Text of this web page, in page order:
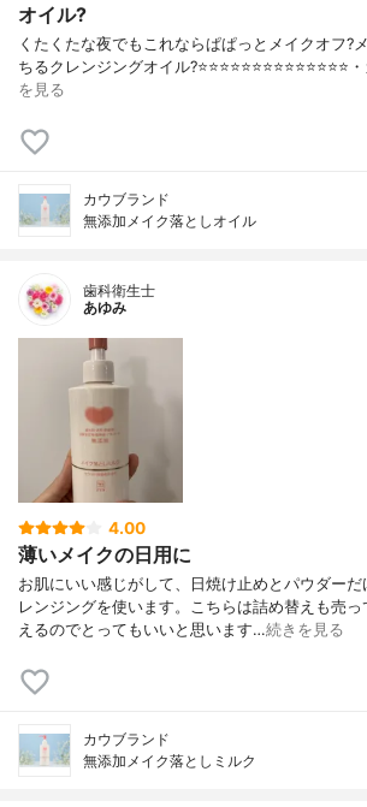
オイル?
くたくたな夜でもこれならぱぱっとメイクオフ?
ちるクレンジングオイル
を見る
カウブランド
無添加メイク落としオイル
歯科衛生士
あゆみ
4.00
薄いメイクの日用に
お肌にいい感じがして、日焼け止めとパウダー
レンジングを使います。こちらは詰め替えも売
えるのでとってもいいと思います…続きを見る
カウブランド
無添加メイク落としミルク